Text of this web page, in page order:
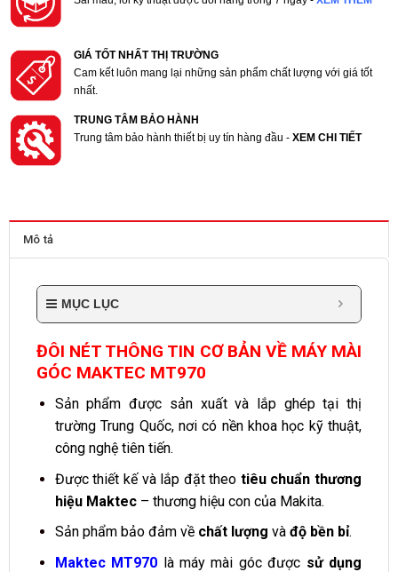
GIÁ TỐT NHẤT THỊ TRƯỜNG
Cam kết luôn mang lại những sản phẩm chất lượng với giá tốt
nhất.
TRUNG TÂM BẢO HÀNH
Trung tâm bảo hành thiết bị uy tín hàng đầu -XEM CHI TIẾT
Mô tả
MỤC LỤC
ĐÔI NÉT THÔNG TIN CƠ BẢN VỀ MÁY MÀI
GÓC MAKTEC MT970
Sản phẩm được sản xuất và lắp ghép tại thị
trường Trung Quốc, nơi có nền khoa học kỹ thuật,
công nghệ tiên tiến.
Được thiết kế và lắp đặt theo tiêu chuẩn thương
hiệu Maktec– thương hiệu con của Makita.
Sản phẩm bảo đảm về chất lượng và độ bền bỉ.
Maktec MT970 là máy mài góc được sử dụng